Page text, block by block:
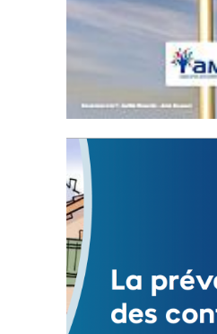
Statut de l’élu local
3 avril 2024
Mise à jour avril 2024
FEUILLETER